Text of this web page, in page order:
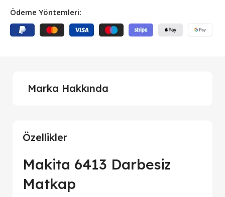
Ödeme Yöntemleri:
Özellikler
Makita 6413 Darbesiz
Matkap
Marka Hakkında